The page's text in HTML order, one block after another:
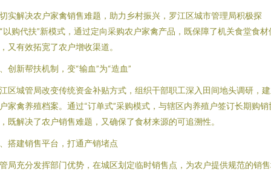
实解决农户家禽销售难题，助力乡村振兴，罗江区城市管理局积极探
以购代扶”新模式，通过定向采购农户家禽产品，既保障了机关食堂食材
又有效拓宽了农户增收渠道。
创新帮扶机制，变“输血”为“造血”
区城管局改变传统资金补贴方式，组织干部职工深入田间地头调研，
家禽养殖档案。通过“订单式”采购模式，与辖区内养殖户签订长期购销
既解决了农户销售难题，又确保了食材来源的可追溯性。
搭建销售平台，打通产销堵点
局充分发挥部门优势，在城区划定临时销售点，为农户提供规范的销